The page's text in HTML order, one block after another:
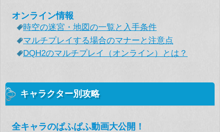
オンライン情報
時空の迷宮・地図の一覧と入手条件
マルチプレイする場合のマナーと注意点
DQH2のマルチプレイ（オンライン）とは？
キャラクター別攻略
全キャラのぱふぱふ動画大公開！